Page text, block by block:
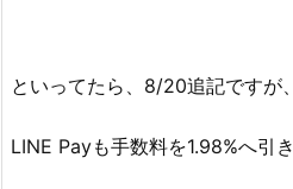
といってたら、8/20追記ですが、
LINE Payも手数料を1.98%へ引